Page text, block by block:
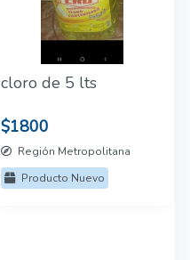
cloro de 5 lts
$1800
Región Metropolitana
Producto Nuevo